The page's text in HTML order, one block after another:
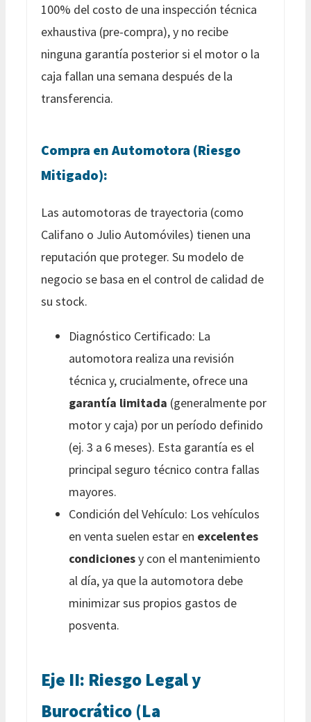
100% del costo de una inspección técnica
exhaustiva (pre-compra), y no recibe
ninguna garantía posterior si el motor o la
caja fallan una semana después de la
transferencia.
Compra en Automotora (Riesgo
Mitigado):
Las automotoras de trayectoria (como
Califano o Julio Automóviles) tienen una
reputación que proteger. Su modelo de
negocio se basa en el control de calidad de
su stock.
Diagnóstico Certificado: La
automotora realiza una revisión
técnica y, crucialmente, ofrece una
garantía limitada (generalmente por
motor y caja) por un período definido
(ej. 3 a 6 meses). Esta garantía es el
principal seguro técnico contra fallas
mayores.
Condición del Vehículo: Los vehículos
en venta suelen estar en excelentes
condicionesy con el mantenimiento
al día, ya que la automotora debe
minimizar sus propios gastos de
posventa.
Eje II: Riesgo Legal y
Burocrático (La